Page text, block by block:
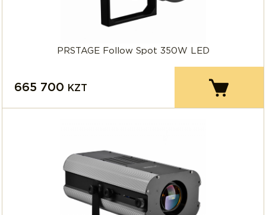
PRSTAGE Follow Spot 350W LED
665 700 KZT